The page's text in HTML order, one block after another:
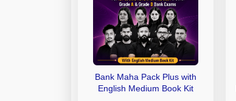
Bank Maha Pack Plus with
English Medium Book Kit